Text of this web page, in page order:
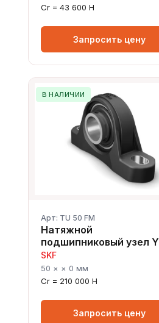
Cr = 43 600 Н
Запросить цену
В НАЛИЧИИ
Арт: TU 50 FM
Натяжной
подшипниковый узел Y
SKF
50 × × 0 мм
Cr = 210 000 Н
Запросить цену